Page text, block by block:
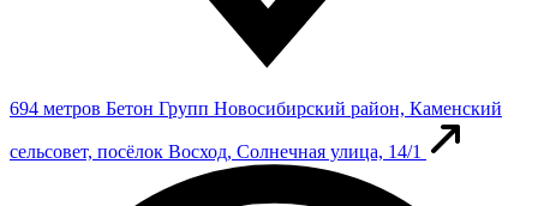
694 метров Бетон Групп Новосибирский район, Каменский
сельсовет, посёлок Восход, Солнечная улица, 14/1